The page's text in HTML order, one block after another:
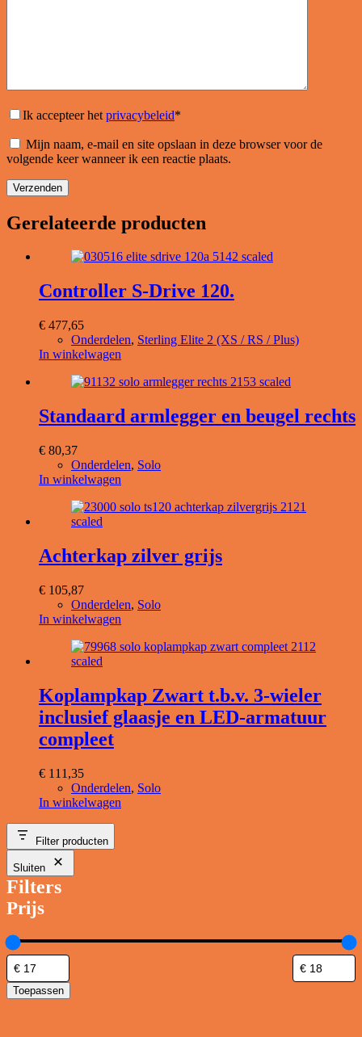
Ik accepteer het privacybeleid*
Mijn naam, e-mail en site opslaan in deze browser voor de
volgende keer wanneer ik een reactie plaats.
Verzenden
Gerelateerde producten
Controller S-Drive 120.
€ 477,65
Onderdelen, Sterling Elite 2 (XS / RS / Plus)
In winkelwagen
Standaard armlegger en beugel rechts
€ 80,37
Onderdelen, Solo
In winkelwagen
Achterkap zilver grijs
€ 105,87
Onderdelen, Solo
In winkelwagen
Koplampkap Zwart t.b.v. 3-wieler
inclusief glaasje en LED-armatuur
compleet
€ 111,35
Onderdelen, Solo
In winkelwagen
Filter producten
Sluiten
Filters
Prijs
Toepassen